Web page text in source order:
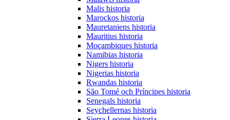
Malis historia
Marockos historia
Mauretaniens historia
Mauritius historia
Moçambiques historia
Namibias historia
Nigers historia
Nigerias historia
Rwandas historia
São Tomé och Príncipes historia
Senegals historia
Seychellernas historia